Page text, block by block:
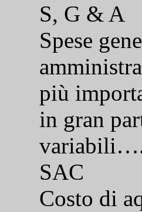
S, G & A
Spese
più
in gran
SAC
Costo di